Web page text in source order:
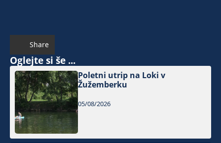
Share
Oglejte si še ...
Poletni utrip na Loki v
Žužemberku
05/08/2026